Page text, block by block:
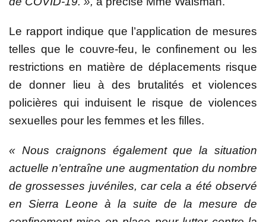
Le rapport indique que l’application de mesures
telles que le couvre-feu, le confinement ou les
restrictions en matière de déplacements risque
de donner lieu à des brutalités et violences
policières qui induisent le risque de violences
sexuelles pour les femmes et les filles.
« Nous craignons également que la situation
actuelle n’entraîne une augmentation du nombre
de grossesses juvéniles, car cela a été observé
en Sierra Leone à la suite de la mesure de